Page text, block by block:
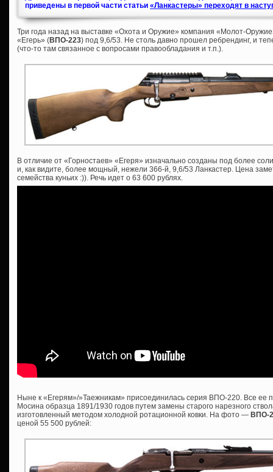
приведены в первой части статьи «Ланкастеры» переходят в
Три года назад на выставке «Охота и Оружие» компания «Молот-
«Егерь» (ВПО-223) под 9,6/53. Не столь давно прошел ребрендинг, и
(что-то там связанное с вопросами правообладания и т.п.).
В отличие от «Горностаев» «Егеря» изначально созданы под более
и, как видите, более мощный, нежели 366-й, 9,6/53 Ланкастер. Цена
семейства куньих :)). Речь идет о 63 600 рублях.
Ныне к «Егерям»/»Таежникам» присоединилась серия ВПО-220. Все ее
Мосина образца 1891/1930 годов путем замены старого нарезного
изготовленный методом холодной ротационной ковки. На фото — ВПО-
ценой 55 500 рублей: